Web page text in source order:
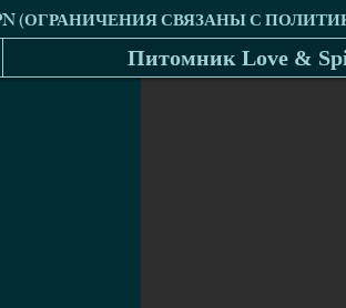
Питомник Love &